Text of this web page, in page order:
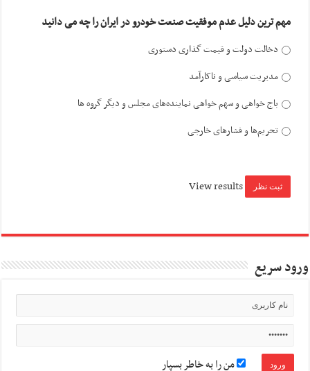
مهم ترین دلیل عدم موفقیت صنعت خودرو در ایران را چه می دانید
دخالت دولت و قیمت گذاری دستوری
مدیریت سیاسی و ناکارآمد
باج خواهی و سهم خواهی نماینده‌های مجلس و دیگر گروه ها
تحریم‌ها و فشارهای خارجی
View results
ورود سریع
من را به خاطر بسپار